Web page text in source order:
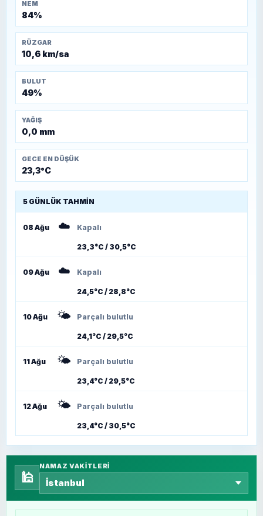
NEM
84%
RÜZGAR
10,6 km/sa
BULUT
49%
YAĞIŞ
0,0 mm
GECE EN DÜŞÜK
23,3°C
5 GÜNLÜK TAHMIN
08 Ağu ☁️ Kapalı
23,3°C / 30,5°C
09 Ağu ☁️ Kapalı
24,5°C / 28,8°C
10 Ağu 🌤️ Parçalı bulutlu
24,1°C / 29,5°C
11 Ağu 🌤️ Parçalı bulutlu
23,4°C / 29,5°C
12 Ağu 🌤️ Parçalı bulutlu
23,4°C / 30,5°C
🕌
NAMAZ VAKITLERI